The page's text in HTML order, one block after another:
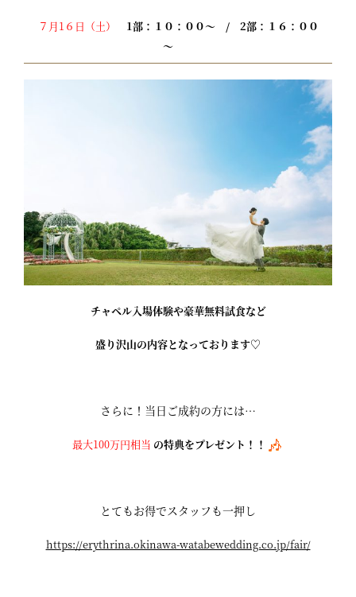
７月1６日（土）
1部：１０：００～ / 2部：１６：００
～
チャペル入場体験や豪華無料試食など
盛り沢山の内容となっております♡
さらに！当日ご成約の方には…
最大100万円相当 の特典をプレゼント！！
とてもお得でスタッフも一押し
https://erythrina.okinawa-watabewedding.co.jp/fair/